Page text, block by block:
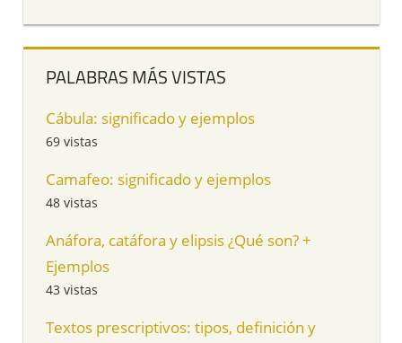
PALABRAS MÁS VISTAS
Cábula: significado y ejemplos
69 vistas
Camafeo: significado y ejemplos
48 vistas
Anáfora, catáfora y elipsis ¿Qué son? +
Ejemplos
43 vistas
Textos prescriptivos: tipos, definición y